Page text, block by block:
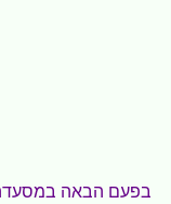
בפעם הבאה במסעדה